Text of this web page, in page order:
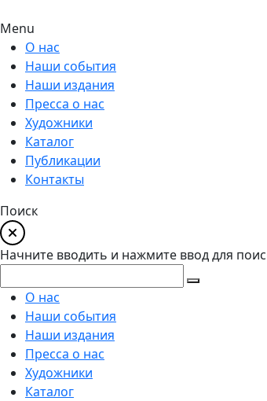
Menu
О нас
Наши события
Наши издания
Пресса о нас
Художники
Каталог
Публикации
Контакты
Поиск
Начните вводить и нажмите ввод для
О нас
Наши события
Наши издания
Пресса о нас
Художники
Каталог